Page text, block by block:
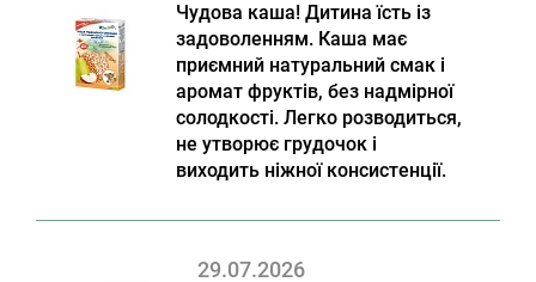
Чудова каша! Дитина їсть із
задоволенням. Каша має
приємний натуральний смак і
аромат фруктів, без надмірної
солодкості. Легко розводиться,
не утворює грудочок і
виходить ніжної консистенції.
29.07.2026